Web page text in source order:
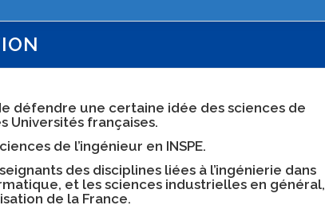
défendre une certaine idée des sciences de
Universités françaises.
de l’ingénieur en INSPE.
des disciplines liées à l’ingénierie dans
et les sciences industrielles en général,
de la France.